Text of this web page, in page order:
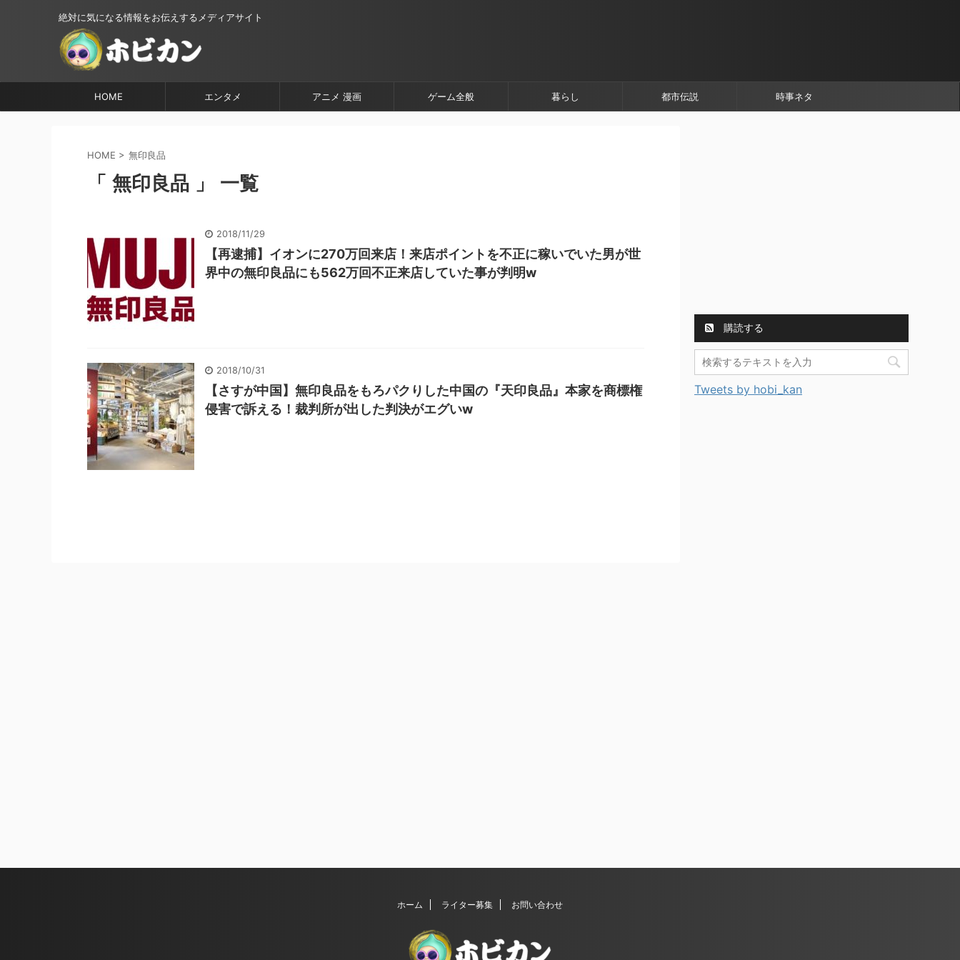
絶対に気になる情報をお伝えするメディアサイト
HOME エンタメ アニメ 漫画 ゲーム全般 暮らし 都市伝説 時事ネタ
HOME > 無印良品
「 無印良品 」 一覧
2018/11/29
【再逮捕】イオンに270万回来店！来店ポイントを不正に稼いでいた男が世
界中の無印良品にも562万回不正来店していた事が判明w
2018/10/31
【さすが中国】無印良品をもろパクりした中国の『天印良品』本家を商標権
侵害で訴える！裁判所が出した判決がエグいw
購読する
Tweets by hobi_kan
ホーム ライター募集 お問い合わせ